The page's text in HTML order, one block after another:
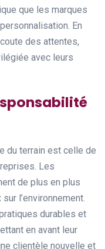
que les marques
En
des attentes,
avec leurs
du terrain est celle de
Les
de plus en plus
l’environnement.
durables et
en avant leur
clientèle nouvelle et